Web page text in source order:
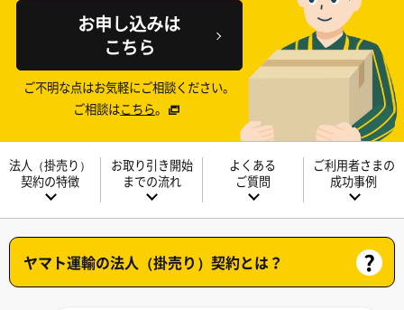
お申し込みは
こちら
ご不明な点はお気軽にご相談ください。
ご相談はこちら。
法人（掛売り）
契約の特徴
お取り引き開始
までの流れ
よくある
ご質問
ご利用者さまの
成功事例
ヤマト運輸の法人（掛売り）契約とは？